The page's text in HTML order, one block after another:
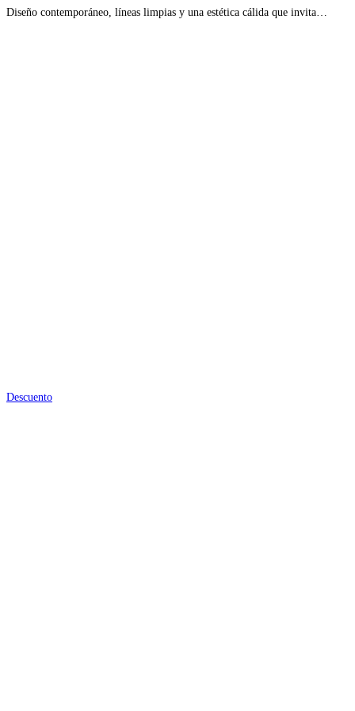
Diseño contemporáneo, líneas limpias y una estética cálida que invita…
Descuento